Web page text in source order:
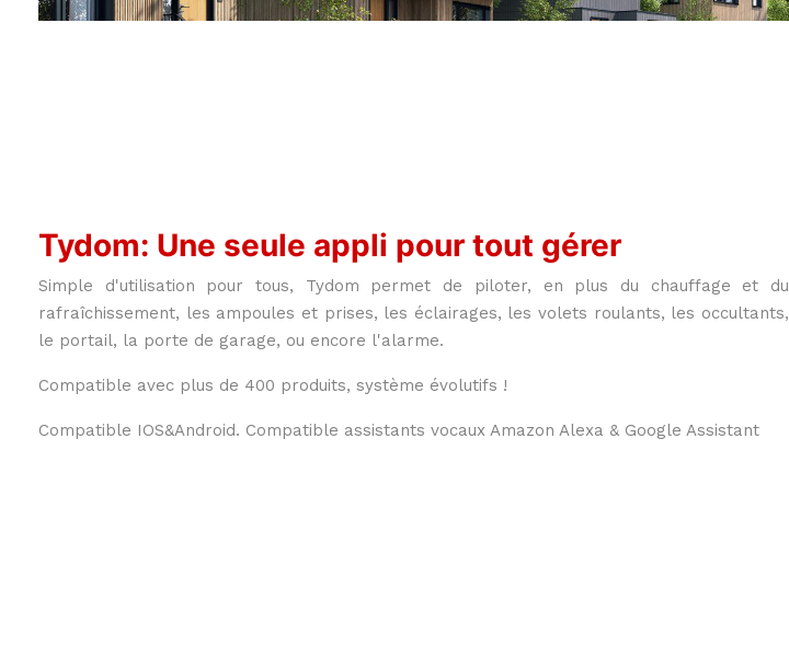
Tydom: Une seule appli pour tout gérer
Simple d'utilisation pour tous, Tydom permet de piloter, en plus du chauffage et du
rafraîchissement, les ampoules et prises, les éclairages, les volets roulants, les occultants,
le portail, la porte de garage, ou encore l'alarme.
Compatible avec plus de 400 produits, système évolutifs !
Compatible IOS&Android. Compatible assistants vocaux Amazon Alexa & Google Assistant